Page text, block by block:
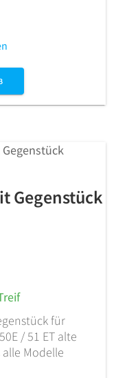
Gegenstück
für
/ 51 ET alte
Modelle